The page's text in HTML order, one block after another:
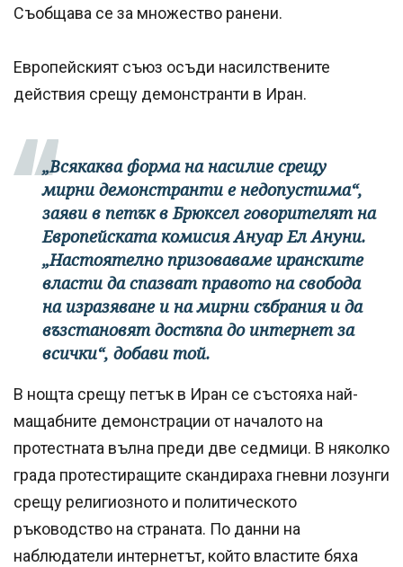
Съобщава се за множество ранени.
Европейският съюз осъди насилствените
действия срещу демонстранти в Иран.
„Всякаква форма на насилие срещу
мирни демонстранти е недопустима“,
заяви в петък в Брюксел говорителят на
Европейската комисия Ануар Ел Ануни.
„Настоятелно призоваваме иранските
власти да спазват правото на свобода
на изразяване и на мирни събрания и да
възстановят достъпа до интернет за
всички“, добави той.
В нощта срещу петък в Иран се състояха най-
мащабните демонстрации от началото на
протестната вълна преди две седмици. В няколко
града протестиращите скандираха гневни лозунги
срещу религиозното и политическото
ръководство на страната. По данни на
наблюдатели интернетът, който властите бяха